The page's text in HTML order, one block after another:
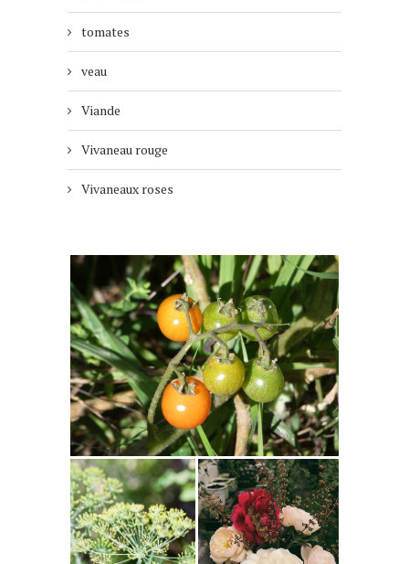
tomates
veau
Viande
Vivaneau rouge
Vivaneaux roses